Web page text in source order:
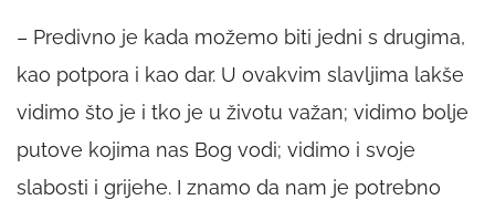
– Predivno je kada možemo biti jedni s drugima,
kao potpora i kao dar. U ovakvim slavljima lakše
vidimo što je i tko je u životu važan; vidimo bolje
putove kojima nas Bog vodi; vidimo i svoje
slabosti i grijehe. I znamo da nam je potrebno